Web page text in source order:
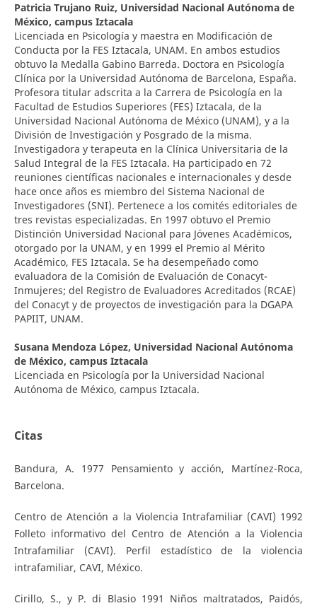
Patricia Trujano Ruiz, Universidad Nacional Autónoma de
México, campus Iztacala
Licenciada en Psicología y maestra en Modificación de
Conducta por la FES Iztacala, UNAM. En ambos estudios
obtuvo la Medalla Gabino Barreda. Doctora en Psicología
Clínica por la Universidad Autónoma de Barcelona, España.
Profesora titular adscrita a la Carrera de Psicología en la
Facultad de Estudios Superiores (FES) Iztacala, de la
Universidad Nacional Autónoma de México (UNAM), y a la
División de Investigación y Posgrado de la misma.
Investigadora y terapeuta en la Clínica Universitaria de la
Salud Integral de la FES Iztacala. Ha participado en 72
reuniones científicas nacionales e internacionales y desde
hace once años es miembro del Sistema Nacional de
Investigadores (SNI). Pertenece a los comités editoriales de
tres revistas especializadas. En 1997 obtuvo el Premio
Distinción Universidad Nacional para Jóvenes Académicos,
otorgado por la UNAM, y en 1999 el Premio al Mérito
Académico, FES Iztacala. Se ha desempeñado como
evaluadora de la Comisión de Evaluación de Conacyt-
Inmujeres; del Registro de Evaluadores Acreditados (RCAE)
del Conacyt y de proyectos de investigación para la DGAPA
PAPIIT, UNAM.
Susana Mendoza López, Universidad Nacional Autónoma
de México, campus Iztacala
Licenciada en Psicología por la Universidad Nacional
Autónoma de México, campus Iztacala.
Citas
Bandura, A. 1977 Pensamiento y acción, Martínez-Roca,
Barcelona.
Centro de Atención a la Violencia Intrafamiliar (CAVI) 1992
Folleto informativo del Centro de Atención a la Violencia
Intrafamiliar (CAVI). Perfil estadístico de la violencia
intrafamiliar, CAVI, México.
Cirillo, S., y P. di Blasio 1991 Niños maltratados, Paidós,